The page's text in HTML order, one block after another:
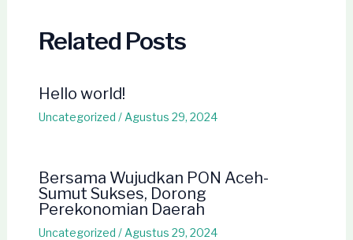
Related Posts
Hello world!
Uncategorized / Agustus 29, 2024
Bersama Wujudkan PON Aceh-
Sumut Sukses, Dorong
Perekonomian Daerah
Uncategorized / Agustus 29, 2024